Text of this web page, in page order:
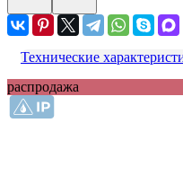
Технические
распродажа